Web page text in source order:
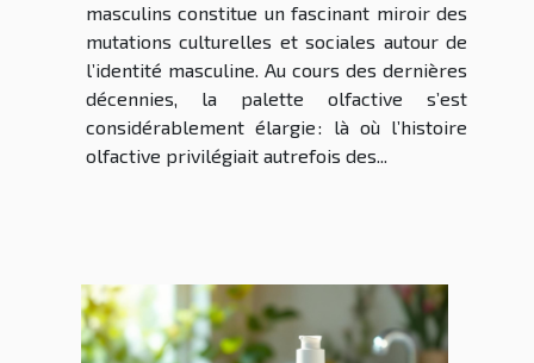
masculins constitue un fascinant miroir des
mutations culturelles et sociales autour de
l’identité masculine. Au cours des dernières
décennies, la palette olfactive s’est
considérablement élargie : là où l’histoire
olfactive privilégiait autrefois des...